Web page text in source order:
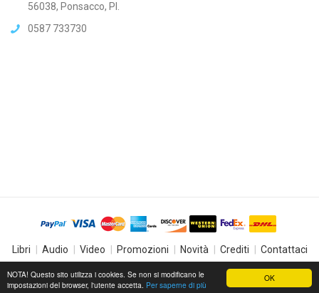
OK
NOTA! Questo sito utilizza i cookies. Se non si modificano le
impostazioni del browser, l'utente accetta. Per saperne di più
56038, Ponsacco, PI.
0587 733730
Libri Audio Video Promozioni Novità Crediti
Contattaci
© 2019CSB Store . All Rights Reserved.